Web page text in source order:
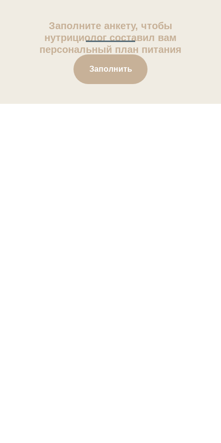
Заполните анкету, чтобы
нутрициолог составил вам
персональный план питания
Заполнить